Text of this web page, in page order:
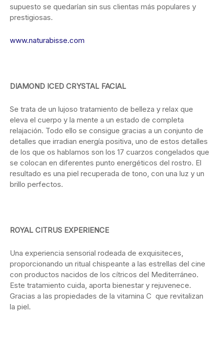
supuesto se quedarían sin sus clientas más populares y
prestigiosas.
www.naturabisse.com
DIAMOND ICED CRYSTAL FACIAL
Se trata de un lujoso tratamiento de belleza y relax que
eleva el cuerpo y la mente a un estado de completa
relajación. Todo ello se consigue gracias a un conjunto de
detalles que irradian energía positiva, uno de estos detalles
de los que os hablamos son los 17 cuarzos congelados que
se colocan en diferentes punto energéticos del rostro. El
resultado es una piel recuperada de tono, con una luz y un
brillo perfectos.
ROYAL CITRUS EXPERIENCE
Una experiencia sensorial rodeada de exquisiteces,
proporcionando un ritual chispeante a las estrellas del cine
con productos nacidos de los cítricos del Mediterráneo.
Este tratamiento cuida, aporta bienestar y rejuvenece.
Gracias a las propiedades de la vitamina C que revitalizan
la piel.